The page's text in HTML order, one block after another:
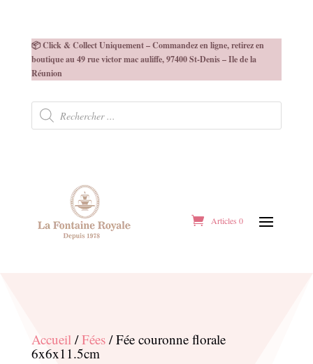
📦 Click & Collect Uniquement – Commandez en ligne, retirez en
boutique au 49 rue victor mac auliffe, 97400 St-Denis – Ile de la
Réunion
Recherche
produits
Articles 0
Accueil/Fées/ Fée couronne florale
6x6x11.5cm